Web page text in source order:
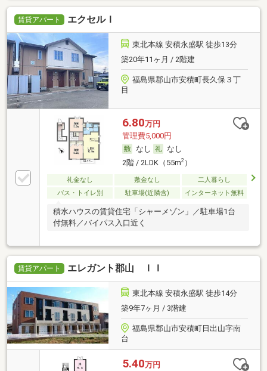
賃貸アパート エクセルＩ
東北本線 安積永盛駅 徒歩13分
築20年11ヶ月 / 2階建
福島県郡山市安積町長久保３丁
目
6.80万円
管理費5,000円
なし
なし
2階 / 2LDK（55m2）
礼金なし 敷金なし
二人暮らし
バス・トイレ別
駐車場(近隣含) インターネット無料
積水ハウスの賃貸住宅「シャーメゾン」／駐車場1台
付無料／バイパス入口近く
賃貸アパート エレガント郡山 ＩＩ
東北本線 安積永盛駅 徒歩14分
築9年7ヶ月 / 3階建
福島県郡山市安積町日出山字南
台
5.40万円